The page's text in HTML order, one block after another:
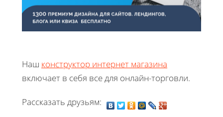
Наш конструктор интернет магазина
включает в себя все для онлайн-торговли.
Рассказать друзьям: